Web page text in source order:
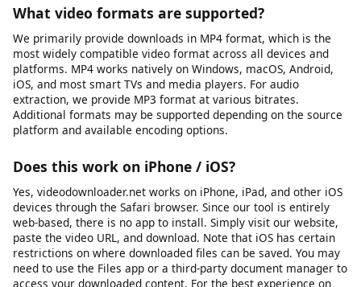
own social media posts, videos shared by businesses or
creators for public reuse, public domain content, and any
material where the publisher has granted download rights.
Always verify you have the necessary rights before
downloading any content. We do not support or condone
downloading copyrighted material without the rights holder’s
permission, and we block platforms where downloading is
explicitly prohibited by the provider.
What video formats are supported?
We primarily provide downloads in MP4 format, which is the
most widely compatible video format across all devices and
platforms. MP4 works natively on Windows, macOS, Android,
iOS, and most smart TVs and media players. For audio
extraction, we provide MP3 format at various bitrates.
Additional formats may be supported depending on the source
platform and available encoding options.